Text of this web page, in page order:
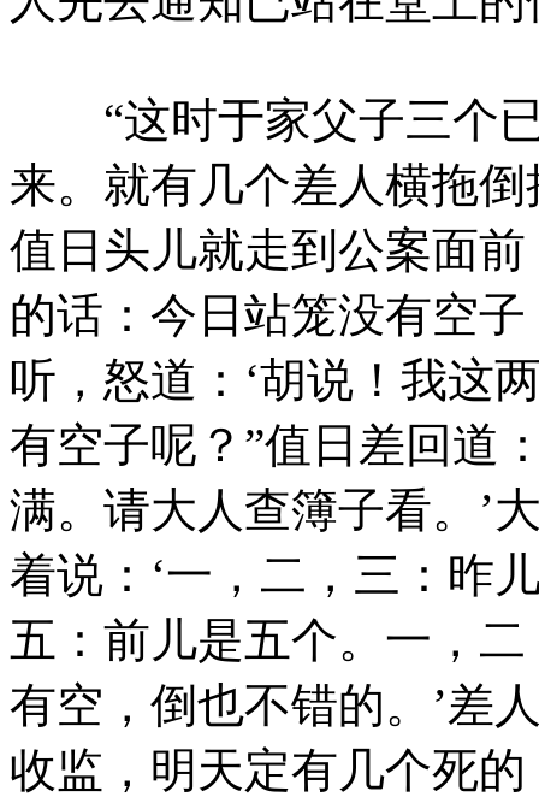
“这时于家父子三个已
来。就有几个差人横拖
值日头儿就走到公案面
的话：今日站笼没有空
听，怒道：‘胡说！我这
有空子呢？”值日差回道
满。请大人查簿子看。’
着说：‘一，二，三：昨
五：前儿是五个。一，
有空，倒也不错的。’差
收监，明天定有几个死